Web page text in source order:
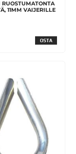
RUOSTUMATONTA
11MM VAIJERILLE
OSTA